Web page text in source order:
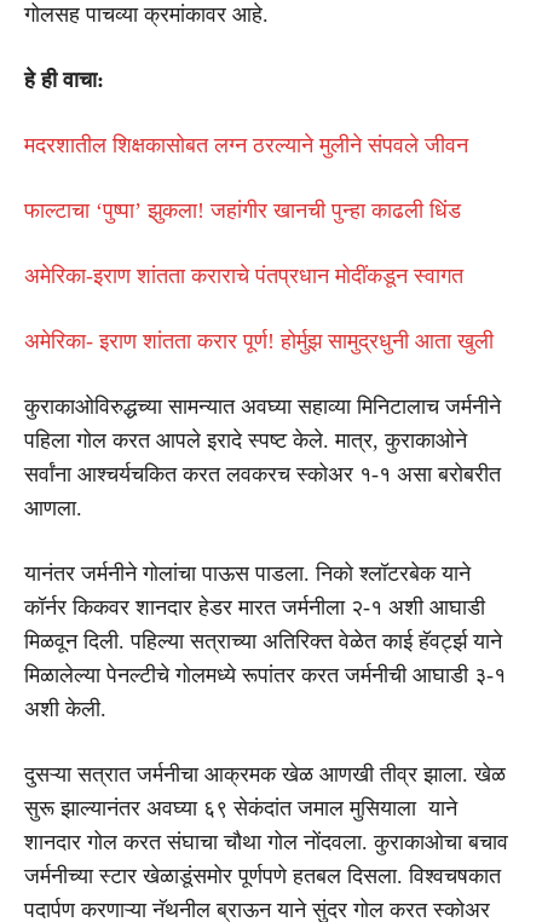
गोलसह पाचव्या क्रमांकावर आहे.
हे ही वाचा:
मदरशातील शिक्षकासोबत लग्न ठरल्याने मुलीने संपवले जीवन
फाल्टाचा ‘पुष्पा’ झुकला! जहांगीर खानची पुन्हा काढली धिंड
अमेरिका-इराण शांतता कराराचे पंतप्रधान मोदींकडून स्वागत
अमेरिका- इराण शांतता करार पूर्ण! होर्मुझ सामुद्रधुनी आता खुली
कुराकाओविरुद्धच्या सामन्यात अवघ्या सहाव्या मिनिटालाच जर्मनीने
पहिला गोल करत आपले इरादे स्पष्ट केले. मात्र, कुराकाओने
सर्वांना आश्चर्यचकित करत लवकरच स्कोअर १-१ असा बरोबरीत
आणला.
यानंतर जर्मनीने गोलांचा पाऊस पाडला. निको श्लॉटरबेक याने
कॉर्नर किकवर शानदार हेडर मारत जर्मनीला २-१ अशी आघाडी
मिळवून दिली. पहिल्या सत्राच्या अतिरिक्त वेळेत काई हॅवर्ट्झ याने
मिळालेल्या पेनल्टीचे गोलमध्ये रूपांतर करत जर्मनीची आघाडी ३-१
अशी केली.
दुसऱ्या सत्रात जर्मनीचा आक्रमक खेळ आणखी तीव्र झाला. खेळ
सुरू झाल्यानंतर अवघ्या ६९ सेकंदांत जमाल मुसियाला याने
शानदार गोल करत संघाचा चौथा गोल नोंदवला. कुराकाओचा बचाव
जर्मनीच्या स्टार खेळाडूंसमोर पूर्णपणे हतबल दिसला. विश्वचषकात
पदार्पण करणाऱ्या नॅथनील ब्राऊन याने सुंदर गोल करत स्कोअर